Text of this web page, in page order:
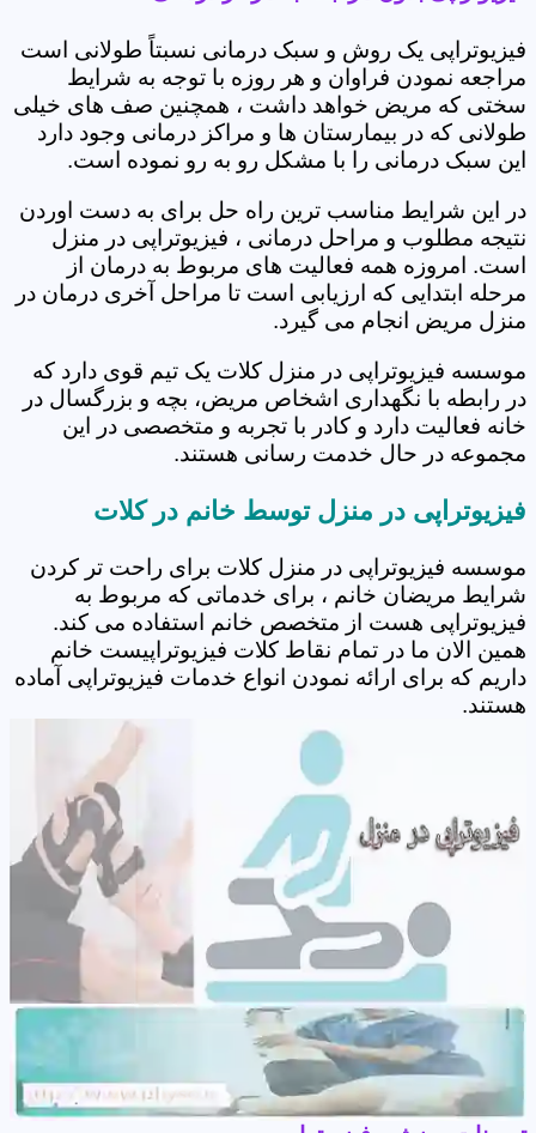
فیزیوتراپی یک روش و سبک درمانی نسبتاً طولانی است
مراجعه نمودن فراوان و هر روزه با توجه به شرایط
سختی که مریض خواهد داشت ، همچنین صف های خیلی
طولانی که در بیمارستان ها و مراکز درمانی وجود دارد
این سبک درمانی را با مشکل رو به رو نموده است.
در این شرایط مناسب ترین راه حل برای به دست اوردن
نتیجه مطلوب و مراحل درمانی ، فیزیوتراپی در منزل
است. امروزه همه فعالیت های مربوط به درمان از
مرحله ابتدایی که ارزیابی است تا مراحل آخری درمان در
منزل مریض انجام می گیرد.
موسسه فیزیوتراپی در منزل کلات یک تیم قوی دارد که
در رابطه با نگهداری اشخاص مریض، بچه و بزرگسال در
خانه فعالیت دارد و کادر با تجربه و متخصصی در این
مجموعه در حال خدمت رسانی هستند.
فیزیوتراپی در منزل توسط خانم در کلات
موسسه فیزیوتراپی در منزل کلات برای راحت تر کردن
شرایط مریضان خانم ، برای خدماتی که مربوط به
فیزیوتراپی هست از متخصص خانم استفاده می کند.
همین الان ما در تمام نقاط کلات فیزیوتراپیست خانم
داریم که برای ارائه نمودن انواع خدمات فیزیوتراپی آماده
هستند.